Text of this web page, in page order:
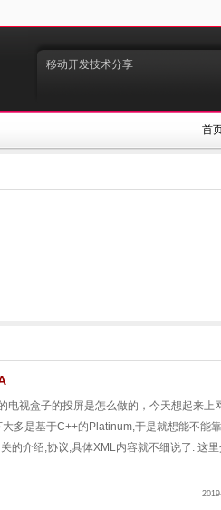
移动开发技术分享
首
电视盒子的投屏是怎么做的，今天想起来上
多是基于C++的Platinum,于是就想能不能
的介绍,协议,具体XML内容就不细说了. 这